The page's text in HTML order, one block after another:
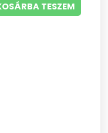
TESZEM